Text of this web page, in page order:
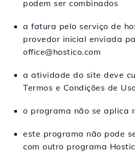
podem ser combinados
a fatura pelo serviço de
provedor inicial enviada
office@hostico.com
a atividade do site deve
Termos e Condições de
o programa não se aplica
este programa não pode
com outro programa